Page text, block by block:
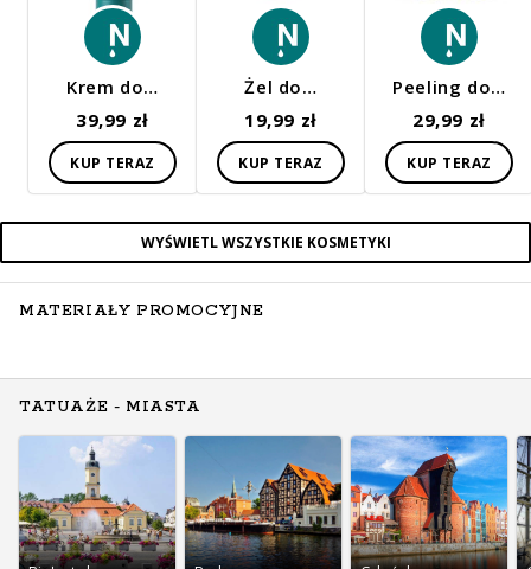
Krem do…
39,99 zł
KUP TERAZ
Żel do…
19,99 zł
KUP TERAZ
Peeling do…
29,99 zł
KUP TERAZ
WYŚWIETL WSZYSTKIE KOSMETYKI
MATERIAŁY PROMOCYJNE
TATUAŻE - MIASTA